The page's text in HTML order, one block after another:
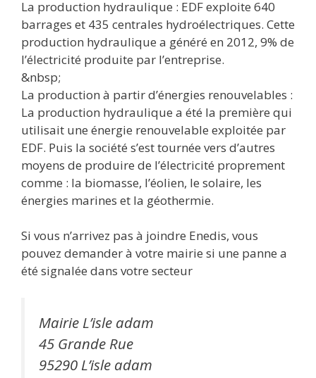
La production hydraulique : EDF exploite 640
barrages et 435 centrales hydroélectriques. Cette
production hydraulique a généré en 2012, 9% de
l’électricité produite par l’entreprise.
&nbsp;
La production à partir d’énergies renouvelables :
La production hydraulique a été la première qui
utilisait une énergie renouvelable exploitée par
EDF. Puis la société s’est tournée vers d’autres
moyens de produire de l’électricité proprement
comme : la biomasse, l’éolien, le solaire, les
énergies marines et la géothermie.
Si vous n’arrivez pas à joindre Enedis, vous
pouvez demander à votre mairie si une panne a
été signalée dans votre secteur
Mairie L’isle adam
45 Grande Rue
95290 L’isle adam